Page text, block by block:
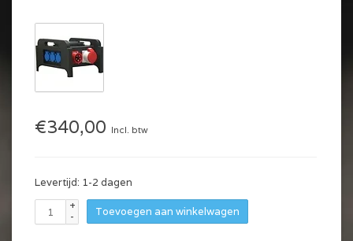
€340,00 Incl. btw
Levertijd: 1-2 dagen
+
-
Toevoegen aan winkelwagen